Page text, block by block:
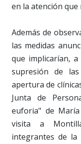
en la atención que
Además de
las medidas
que implicarían,
supresión de
apertura de
Junta de
euforia" de
visita a
integrantes de la